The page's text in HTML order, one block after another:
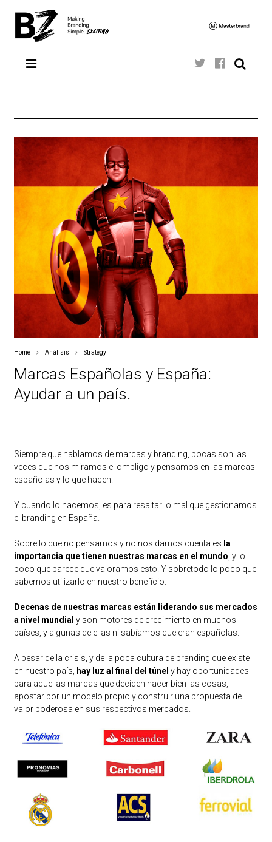
Home Análisis Strategy
Marcas Españolas y España:
Ayudar a un país.
Siempre que hablamos de marcas y branding, pocas son las
veces que nos miramos el ombligo y pensamos en las marcas
españolas y lo que hacen.
Y cuando lo hacemos, es para resaltar lo mal que gestionamos
el branding en España.
Sobre lo que no pensamos y no nos damos cuenta es la
importancia que tienen nuestras marcas en el mundo, y lo
poco que parece que valoramos esto. Y sobretodo lo poco que
sabemos utilizarlo en nuestro benefício.
Decenas de nuestras marcas están liderando sus mercados
a nivel mundial y son motores de crecimiento en muchos
países, y algunas de ellas ni sabíamos que eran españolas.
A pesar de la crisis, y de la poca cultura de branding que existe
en nuestro país, hay luz al final del túnel y hay oportunidades
para aquellas marcas que deciden hacer bien las cosas,
apostar por un modelo propio y construir una propuesta de
valor poderosa en sus respectivos mercados.